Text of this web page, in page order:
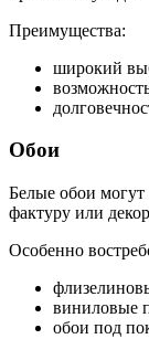
Преимущества:
широкий
Обои
Белые обои
фактуру или
Особенно
виниловые
обои под